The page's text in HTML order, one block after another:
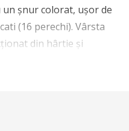
șnur colorat, ușor de
(16 perechi). Vârsta
din hârtie și
Contraindicat copiilor
D jeco, F ranța